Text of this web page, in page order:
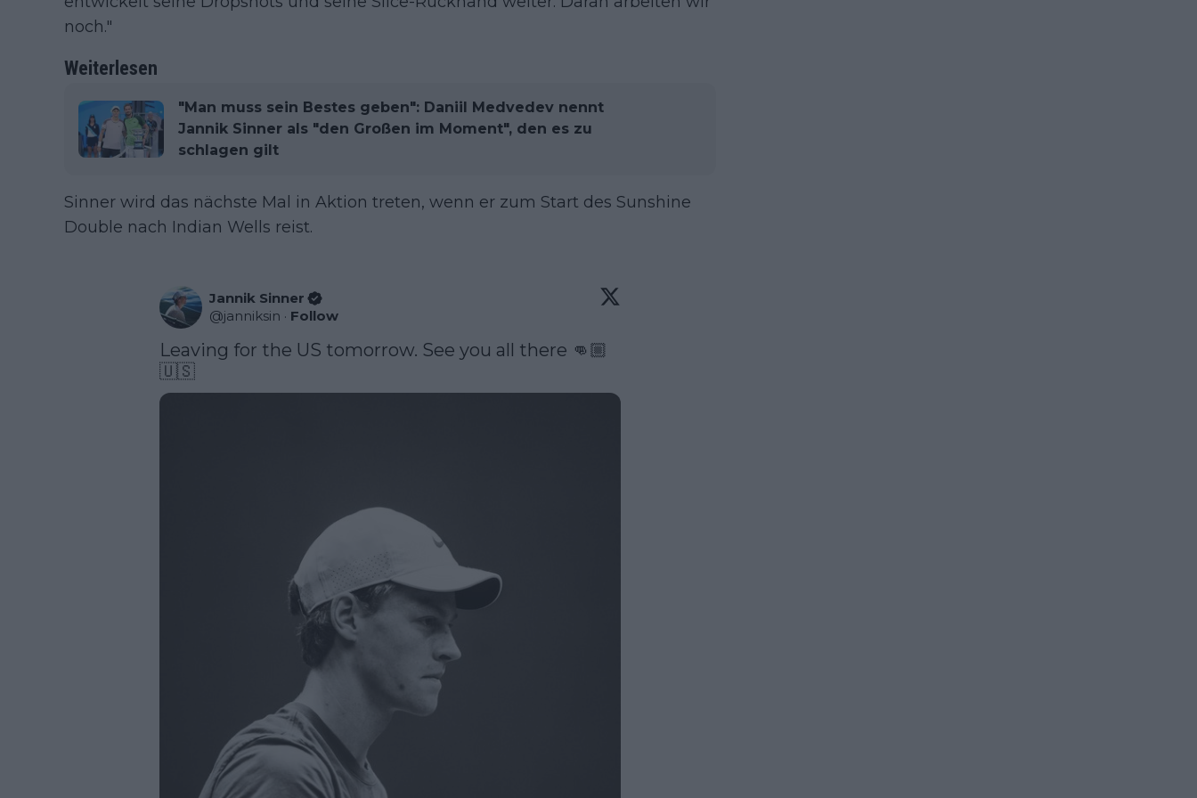
noch."
Weiterlesen
"Man muss sein Bestes geben": Daniil Medvedev nennt
Jannik Sinner als "den Großen im Moment", den es zu
schlagen gilt
Sinner wird das nächste Mal in Aktion treten, wenn er zum Start des Sunshine
Double nach Indian Wells reist.
Jannik Sinner
@janniksin · Follow
Leaving for the US tomorrow. See you all there 👊🏼
🇺🇸